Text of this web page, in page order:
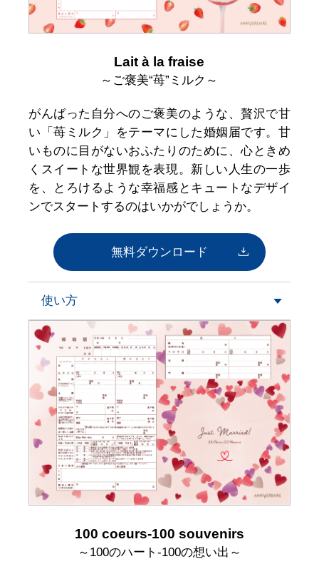
Lait à la fraise
～ご褒美“苺”ミルク～
がんばった自分へのご褒美のような、贅沢で甘
い「苺ミルク」をテーマにした婚姻届です。甘
いものに目がないおふたりのために、心ときめ
くスイートな世界観を表現。新しい人生の一歩
を、とろけるような幸福感とキュートなデザイ
ンでスタートするのはいかがでしょうか。
無料ダウンロード
使い方
100 coeurs-100 souvenirs
～100のハート-100の想い出～